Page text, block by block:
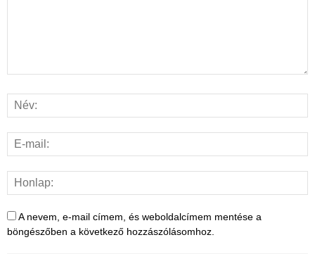
A nevem, e-mail címem, és weboldalcímem mentése a
böngészőben a következő hozzászólásomhoz.